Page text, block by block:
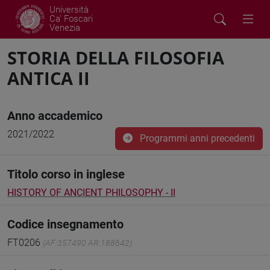
Università
Ca' Foscari
Venezia
STORIA DELLA FILOSOFIA
ANTICA II
Anno accademico
2021/2022 Programmi anni precedenti
Titolo corso in inglese
HISTORY OF ANCIENT PHILOSOPHY - II
Codice insegnamento
FT0206 (AF:357490 AR:188642)